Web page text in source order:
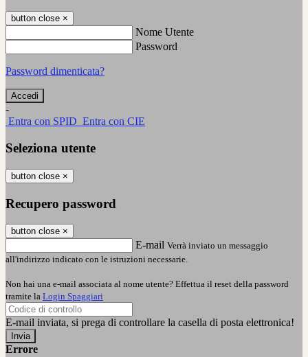
button close ×
Nome Utente
Password
Password dimenticata?
-
Entra con SPID Entra con CIE
Seleziona utente
button close ×
Recupero password
button close ×
E-mail Verrà inviato un messaggio
all'indirizzo indicato con le istruzioni necessarie.
Non hai una e-mail associata al nome utente? Effettua il reset della password
tramite la Login Spaggiari
E-mail inviata, si prega di controllare la casella di posta elettronica!
Errore